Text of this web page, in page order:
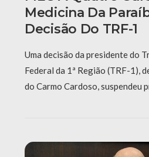
Medicina Da
Decisão Do TRF-1
Uma decisão da presidente do
Federal da 1ª Região (TRF-1),
do Carmo Cardoso, suspendeu